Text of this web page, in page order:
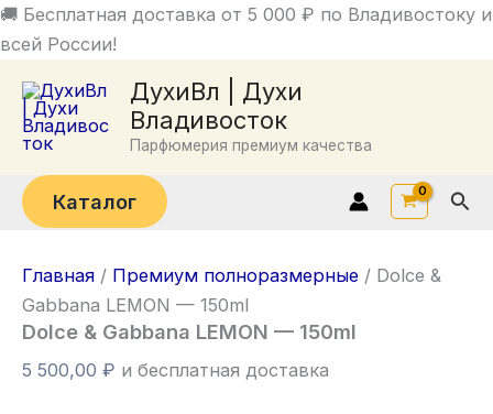
🚚 Бесплатная доставка от 5 000 ₽ по Владивостоку и
всей России!
Перейти
к
ДухиВл | Духи
Владивосток
Парфюмерия премиум качества
Каталог
Главная / Премиум полноразмерные / Dolce &
Gabbana LEMON — 150ml
Dolce & Gabbana LEMON — 150ml
5 500,00 ₽ и бесплатная доставка